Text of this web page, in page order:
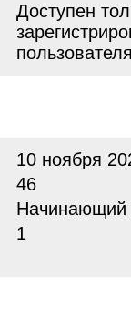
Доступен
10 ноября
46
Начинающий
1